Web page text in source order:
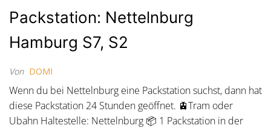
Packstation: Nettelnburg
Hamburg S7, S2
Von DOMI
Wenn du bei Nettelnburg eine Packstation suchst, dann hat
diese Packstation 24 Stunden geöffnet. 🚊Tram oder
Ubahn Haltestelle: Nettelnburg 📦 1 Packstation in der